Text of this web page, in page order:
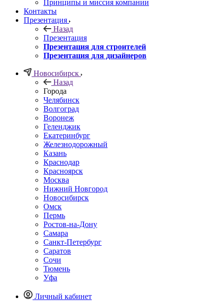
Принципы и миссия компании
Контакты
Презентация
Назад
Презентация
Презентация для строителей
Презентация для дизайнеров
Новосибирск
Назад
Города
Челябинск
Волгоград
Воронеж
Геленджик
Екатеринбург
Железнодорожный
Казань
Краснодар
Красноярск
Москва
Нижний Новгород
Новосибирск
Омск
Пермь
Ростов-на-Дону
Самара
Санкт-Петербург
Саратов
Сочи
Тюмень
Уфа
Личный кабинет